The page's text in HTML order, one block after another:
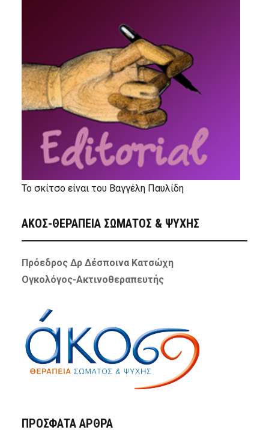
Το σκίτσο είναι του Βαγγέλη Παυλίδη
ΑΚΟΣ-ΘΕΡΑΠΕΙΑ ΣΩΜΑΤΟΣ & ΨΥΧΗΣ
Πρόεδρος Δρ Δέσποινα Κατσώχη
Ογκολόγος-Ακτινοθεραπευτής
ΠΡΌΣΦΑΤΑ ΆΡΘΡΑ